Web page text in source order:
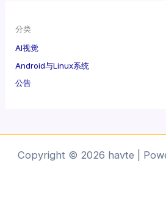
分类
AI视觉
Android与Linux系统
公告
Copyright © 2026 havte |